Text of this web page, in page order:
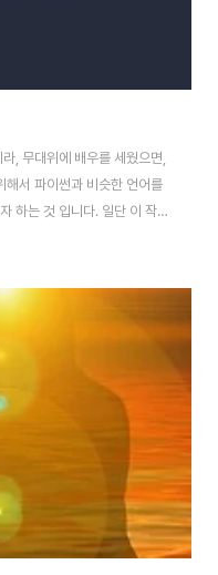
, 무대위에 배우를 세웠으면,
해서 파이썬과 비슷한 언어를
하는 것 입니다. 일단 이 작업
합니다. 먼저 스크립트를 달
인 듯한 아이콘을 누르도록
것인지에 대해서 물어보는
록 합니다. 이렇게 해서 만들기